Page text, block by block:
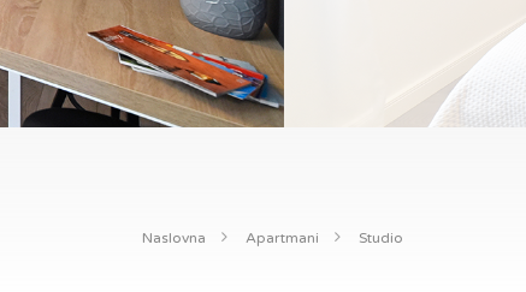
Naslovna Apartmani Studio